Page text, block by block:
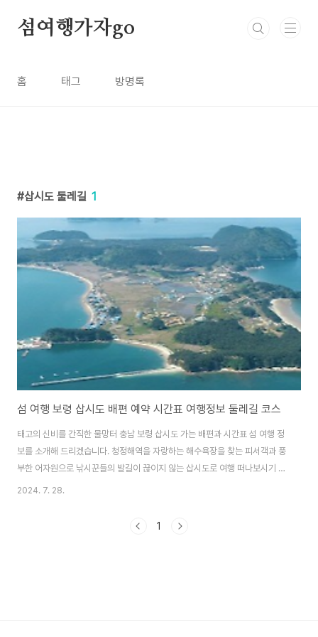
섬여행가자go
홈 태그 방명록
삽시도 둘레길 1
섬 여행 보령 삽시도 배편 예약 시간표 여행정보 둘레길 코스
태고의 신비를 간직한 물망터 충남 보령 삽시도 가는 배편과 시간표 섬 여행 정
보를 소개해 드리겠습니다. 청정해역을 자랑하는 해수욕장을 찾는 피서객과 풍
부한 어자원으로 낚시꾼들의 발길이 끊이지 않는 삽시도로 여행 떠나보시기 바
랍니다. 울릉도 가는 배편에 대한 정보도 함께 알아보세요. 울릉도 가는
에서 신한해운이 운행하는 '가자섬으로호'를 이용해 입도할 수 있으며 차량 선
2024. 7. 28.
1